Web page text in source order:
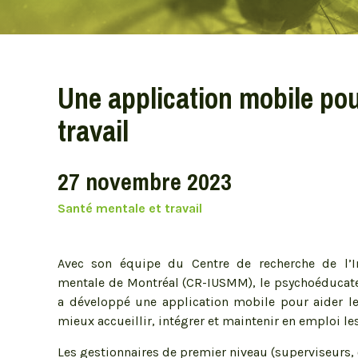
Centres d’études
l’approche IPT
Centre d’étude clinique sur les troubles
obsessionnels-compulsifs
Centre d'études sur la réadaptation, le
(CÉRRIS)
Centre d’étude sur le trauma (CET)
Centre d’études sur le stress humain
communication non verbale (CESCNOV)
Une application mobile
travail
27 novembre 2023
Santé mentale et travail
Avec son équipe du Centre de recherche de
mentale de Montréal (CR-IUSMM), le
a développé une application mobile pour aider
mieux accueillir, intégrer et maintenir en emploi
Les gestionnaires de premier niveau